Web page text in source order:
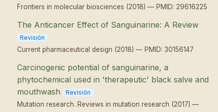
Frontiers in molecular biosciences (2018) — PMID: 29616225
The Anticancer Effect of Sanguinarine: A Review
Revisión
Current pharmaceutical design (2018) — PMID: 30156147
Carcinogenic potential of sanguinarine, a
phytochemical used in 'therapeutic' black salve and
mouthwash
Revisión
Mutation research. Reviews in mutation research (2017) —